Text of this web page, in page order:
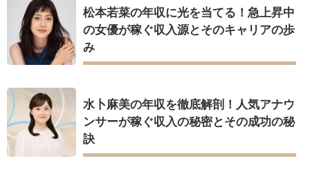
松本若菜の年収に光を当てる！急上昇中
の女優が稼ぐ収入源とそのキャリアの歩
み
水卜麻美の年収を徹底解剖！人気アナウ
ンサーが稼ぐ収入の秘密とその成功の秘
訣